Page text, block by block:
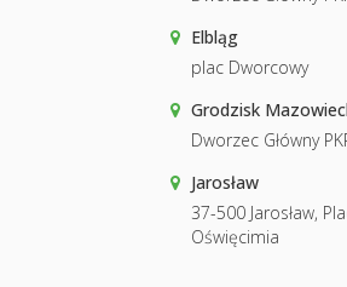
Elbląg
plac Dworcowy
Grodzisk
Dworzec Główny
Jarosław
37-500 Jarosław,
Oświęcimia